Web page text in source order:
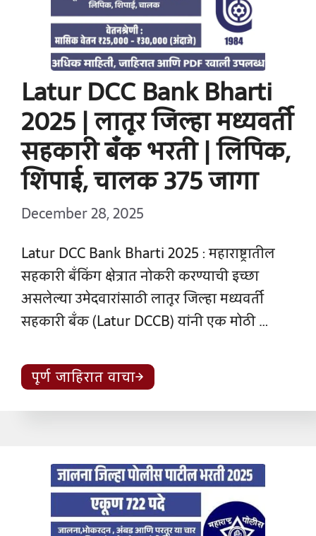
Latur DCC Bank Bharti
2025 | लातूर जिल्हा मध्यवर्ती
सहकारी बँक भरती | लिपिक,
शिपाई, चालक 375 जागा
December 28, 2025
Latur DCC Bank Bharti 2025 : महाराष्ट्रातील
सहकारी बँकिंग क्षेत्रात नोकरी करण्याची इच्छा
असलेल्या उमेदवारांसाठी लातूर जिल्हा मध्यवर्ती
सहकारी बँक (Latur DCCB) यांनी एक मोठी …
पूर्ण जाहिरात वाचा